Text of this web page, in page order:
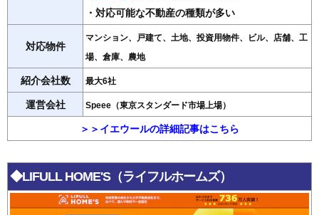
・対応可能な不動産の種類が多い
対応物件
マンション、戸建て、土地、投資用物件、ビル、店舗、工
場、倉庫、農地
紹介会社数 最大6社
運営会社 Speee（東京スタンダード市場上場）
＞＞イエウールの詳細記事はこちら
◆LIFULL HOME'S（ライフルホームズ）